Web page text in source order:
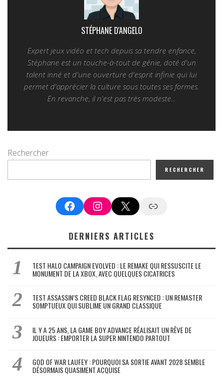
STÉPHANE D'ANGELO
Expert jeux vidéo et tech depuis sa tendre enfance,
Stéphane est un touche-à-tout de génie, doté d'un
talent inné et d'une ouverture d'esprit infinie qui lui
permet d'apprécier la culture sous toutes ses formes.
En revanche, il n'est pas très modeste...
Rechercher
RECHERCHER
FacebookInstagram
X Google News
DERNIERS ARTICLES
TEST HALO CAMPAIGN EVOLVED : LE REMAKE QUI RESSUSCITE LE
MONUMENT DE LA XBOX, AVEC QUELQUES CICATRICES
TEST ASSASSIN’S CREED BLACK FLAG RESYNCED : UN REMASTER
SOMPTUEUX QUI SUBLIME UN GRAND CLASSIQUE
IL Y A 25 ANS, LA GAME BOY ADVANCE RÉALISAIT UN RÊVE DE
JOUEURS : EMPORTER LA SUPER NINTENDO PARTOUT
GOD OF WAR LAUFEY : POURQUOI SA SORTIE AVANT 2028 SEMBLE
DÉSORMAIS QUASIMENT ACQUISE